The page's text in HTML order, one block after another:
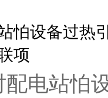
怕设备过热
项
电站怕